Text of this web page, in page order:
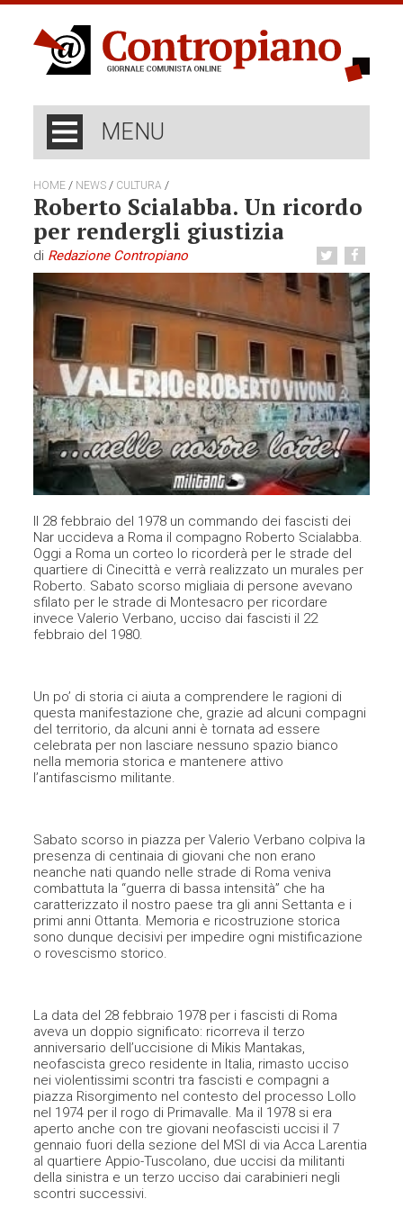
MENU
HOME / NEWS / CULTURA /
Roberto Scialabba. Un ricordo
per rendergli giustizia
di Redazione Contropiano
Il 28 febbraio del 1978 un commando dei fascisti dei
Nar uccideva a Roma il compagno Roberto Scialabba.
Oggi a Roma un corteo lo ricorderà per le strade del
quartiere di Cinecittà e verrà realizzato un murales per
Roberto. Sabato scorso migliaia di persone avevano
sfilato per le strade di Montesacro per ricordare
invece Valerio Verbano, ucciso dai fascisti il 22
febbraio del 1980.
Un po’ di storia ci aiuta a comprendere le ragioni di
questa manifestazione che, grazie ad alcuni compagni
del territorio, da alcuni anni è tornata ad essere
celebrata per non lasciare nessuno spazio bianco
nella memoria storica e mantenere attivo
l’antifascismo militante.
Sabato scorso in piazza per Valerio Verbano colpiva la
presenza di centinaia di giovani che non erano
neanche nati quando nelle strade di Roma veniva
combattuta la “guerra di bassa intensità” che ha
caratterizzato il nostro paese tra gli anni Settanta e i
primi anni Ottanta. Memoria e ricostruzione storica
sono dunque decisivi per impedire ogni mistificazione
o rovescismo storico.
La data del 28 febbraio 1978 per i fascisti di Roma
aveva un doppio significato: ricorreva il terzo
anniversario dell’uccisione di Mikis Mantakas,
neofascista greco residente in Italia, rimasto ucciso
nei violentissimi scontri tra fascisti e compagni a
piazza Risorgimento nel contesto del processo Lollo
nel 1974 per il rogo di Primavalle. Ma il 1978 si era
aperto anche con tre giovani neofascisti uccisi il 7
gennaio fuori della sezione del MSI di via Acca Larentia
al quartiere Appio-Tuscolano, due uccisi da militanti
della sinistra e un terzo ucciso dai carabinieri negli
scontri successivi.